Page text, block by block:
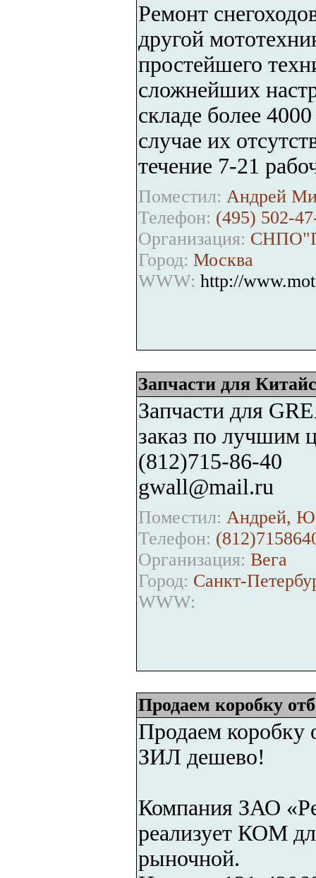
Ремонт
другой
простейшего
сложнейших
складе более
случае их
течение 7-21
Поместил: Андрей
Телефон: (495) 502-
Организация:
Город: Москва
WWW: http://
Запчасти для
Запчасти для
заказ по лучшим
(812)715-86-40
gwall@mail.ru
Поместил: Андрей,
Телефон:
Организация: Вега
Город: Санкт-
WWW:
Продаем коробку
Продаем коробку
ЗИЛ дешево!
Компания ЗАО
реализует КОМ
рыночной.